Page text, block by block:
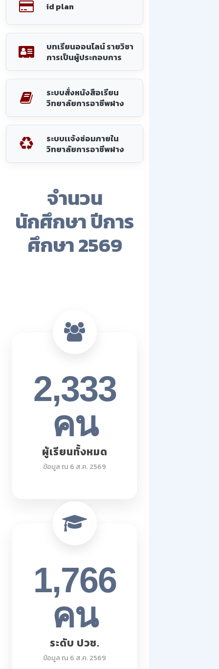
id plan
บทเรียนออนไลน์ รายวิชา
การเป็นผู้ประกอบการ
ระบบสั่งหนังสือเรียน
วิทยาลัยการอาชีพฝาง
ระบบเเจ้งซ่อมภายใน
วิทยาลัยการอาชีพฝาง
จำนวน
นักศึกษา ปีการ
ศึกษา 2569
2,333
คน
ผู้เรียนทั้งหมด
ข้อมูล ณ 6 ส.ค. 2569
1,766
คน
ระดับ ปวช.
ข้อมูล ณ 6 ส.ค. 2569